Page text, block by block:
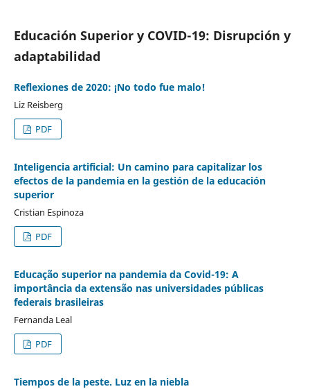
Educación Superior y COVID-19: Disrupción y
adaptabilidad
Reflexiones de 2020: ¡No todo fue malo!
Liz Reisberg
PDF
Inteligencia artificial: Un camino para capitalizar los
efectos de la pandemia en la gestión de la educación
superior
Cristian Espinoza
PDF
Educação superior na pandemia da Covid-19: A
importância da extensão nas universidades públicas
federais brasileiras
Fernanda Leal
PDF
Tiempos de la peste. Luz en la niebla